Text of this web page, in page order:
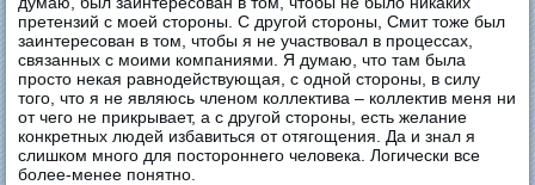
претензий с моей стороны. С другой стороны, Смит тоже был
заинтересован в том, чтобы я не участвовал в процессах,
связанных с моими компаниями. Я думаю, что там была
просто некая равнодействующая, с одной стороны, в силу
того, что я не являюсь членом коллектива – коллектив меня ни
от чего не прикрывает, а с другой стороны, есть желание
конкретных людей избавиться от отягощения. Да и знал я
слишком много для постороннего человека. Логически все
более-менее понятно.